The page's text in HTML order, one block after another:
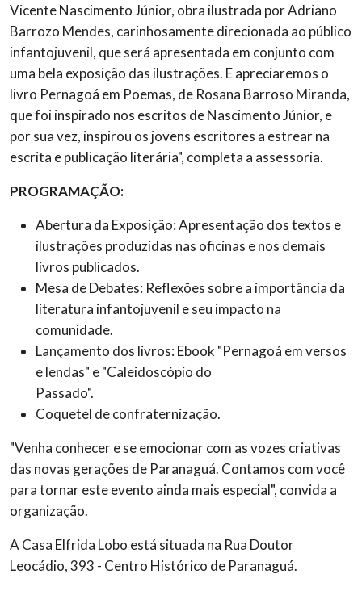
Vicente Nascimento Júnior, obra ilustrada por Adriano
Barrozo Mendes, carinhosamente direcionada ao público
infantojuvenil, que será apresentada em conjunto com
uma bela exposição das ilustrações. E apreciaremos o
livro Pernagoá em Poemas, de Rosana Barroso Miranda,
que foi inspirado nos escritos de Nascimento Júnior, e
por sua vez, inspirou os jovens escritores a estrear na
escrita e publicação literária", completa a assessoria.
PROGRAMAÇÃO:
Abertura da Exposição: Apresentação dos textos e
ilustrações produzidas nas oficinas e nos demais
livros publicados.
Mesa de Debates: Reflexões sobre a importância da
literatura infantojuvenil e seu impacto na
comunidade.
Lançamento dos livros: Ebook "Pernagoá em versos
e lendas" e "Caleidoscópio do
Passado".
Coquetel de confraternização.
"Venha conhecer e se emocionar com as vozes criativas
das novas gerações de Paranaguá. Contamos com você
para tornar este evento ainda mais especial", convida a
organização.
A Casa Elfrida Lobo está situada na Rua Doutor
Leocádio, 393 - Centro Histórico de Paranaguá.